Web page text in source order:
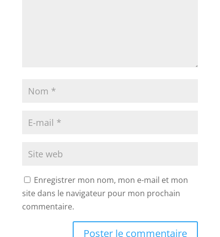
Enregistrer mon nom, mon e-mail et mon
site dans le navigateur pour mon prochain
commentaire.